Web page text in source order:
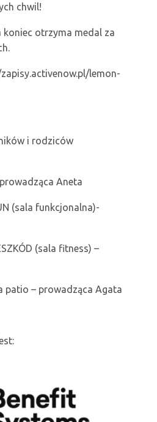
chwil!
koniec otrzyma medal za
lemon-
i rodziców
Aneta
(sala funkcjonalna)-
(sala fitness) –
patio – prowadząca Agata